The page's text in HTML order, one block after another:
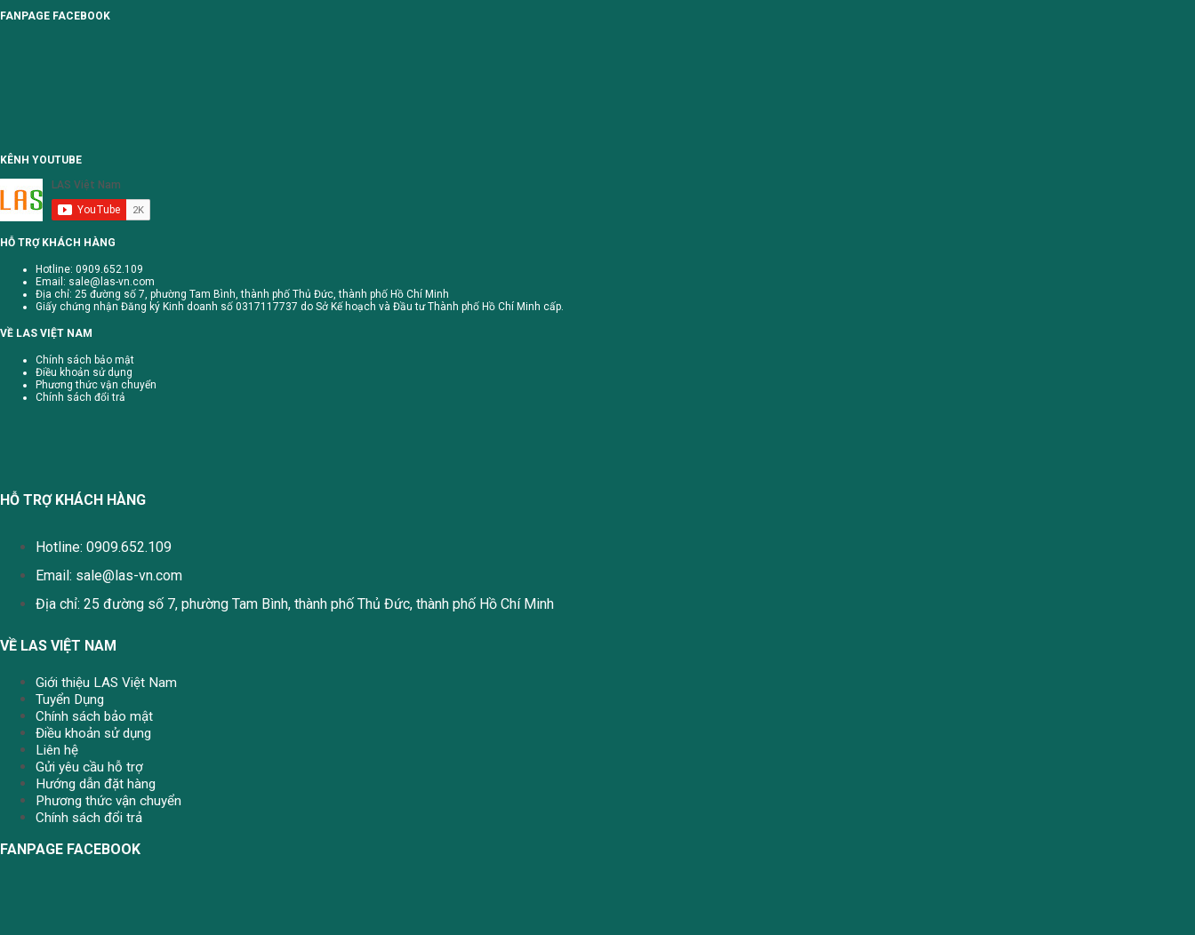
FANPAGE FACEBOOK
KÊNH YOUTUBE
HỖ TRỢ KHÁCH HÀNG
Hotline: 0909.652.109
Email: sale@las-vn.com
Địa chỉ: 25 đường số 7, phường Tam Bình, thành phố Thủ Đức, thành phố Hồ Chí Minh
Giấy chứng nhận Đăng ký Kinh doanh số 0317117737 do Sở Kế hoạch và Đầu tư Thành phố Hồ Chí Minh cấp.
VỀ LAS VIỆT NAM
Chính sách bảo mật
Điều khoản sử dụng
Phương thức vận chuyển
Chính sách đổi trả
HỖ TRỢ KHÁCH HÀNG
Hotline: 0909.652.109
Email: sale@las-vn.com
Địa chỉ: 25 đường số 7, phường Tam Bình, thành phố Thủ Đức, thành phố Hồ Chí Minh
VỀ LAS VIỆT NAM
Giới thiệu LAS Việt Nam
Tuyển Dụng
Chính sách bảo mật
Điều khoản sử dụng
Liên hệ
Gửi yêu cầu hỗ trợ
Hướng dẫn đặt hàng
Phương thức vận chuyển
Chính sách đổi trả
FANPAGE FACEBOOK